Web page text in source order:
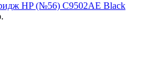
HP (№56) C9502AE Black